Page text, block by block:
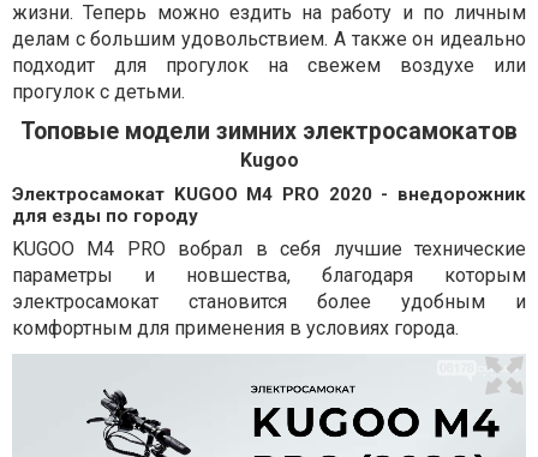
жизни. Теперь можно ездить на работу и по личным
делам с большим удовольствием. А также он идеально
подходит для прогулок на свежем воздухе или
прогулок с детьми.
Топовые модели зимних электросамокатов
Kugoo
Электросамокат KUGOO М4 PRO 2020 - внедорожник
для езды по городу
KUGOO M4 PRO вобрал в себя лучшие технические
параметры и новшества, благодаря которым
электросамокат становится более удобным и
комфортным для применения в условиях города.